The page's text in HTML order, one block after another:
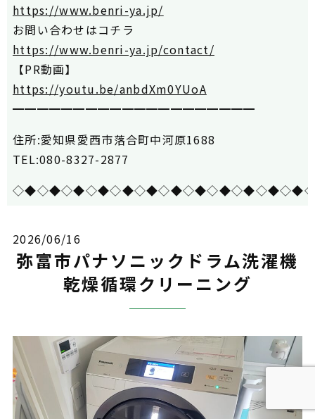
https://www.benri-ya.jp/
お問い合わせはコチラ
https://www.benri-ya.jp/contact/
【PR動画】
https://youtu.be/anbdXm0YUoA
━━━━━━━━━━━━━━━━━━━━
住所:愛知県愛西市落合町中河原1688
TEL:080-8327-2877
2026/06/16
弥富市パナソニックドラム洗濯機
乾燥循環クリーニング